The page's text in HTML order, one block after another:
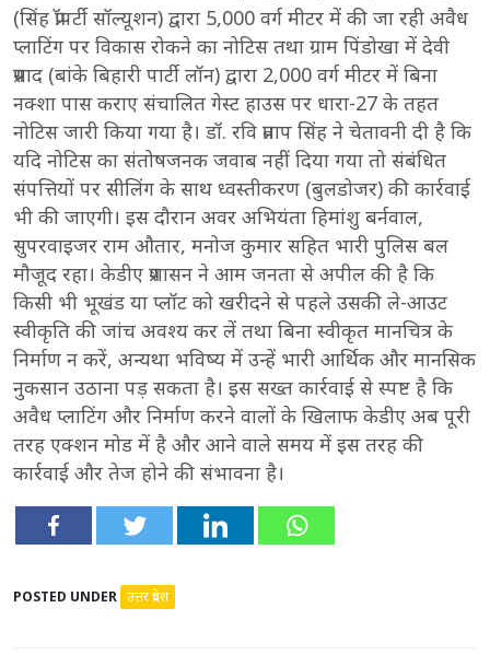
(सिंह प्रॉपर्टी सॉल्यूशन) द्वारा 5,000 वर्ग मीटर में की जा रही अवैध
प्लाटिंग पर विकास रोकने का नोटिस तथा ग्राम पिंडोखा में देवी
प्रसाद (बांके बिहारी पार्टी लॉन) द्वारा 2,000 वर्ग मीटर में बिना
नक्शा पास कराए संचालित गेस्ट हाउस पर धारा-27 के तहत
नोटिस जारी किया गया है। डॉ. रवि प्रताप सिंह ने चेतावनी दी है कि
यदि नोटिस का संतोषजनक जवाब नहीं दिया गया तो संबंधित
संपत्तियों पर सीलिंग के साथ ध्वस्तीकरण (बुलडोजर) की कार्रवाई
भी की जाएगी। इस दौरान अवर अभियंता हिमांशु बर्नवाल,
सुपरवाइजर राम औतार, मनोज कुमार सहित भारी पुलिस बल
मौजूद रहा। केडीए प्रशासन ने आम जनता से अपील की है कि
किसी भी भूखंड या प्लॉट को खरीदने से पहले उसकी ले-आउट
स्वीकृति की जांच अवश्य कर लें तथा बिना स्वीकृत मानचित्र के
निर्माण न करें, अन्यथा भविष्य में उन्हें भारी आर्थिक और मानसिक
नुकसान उठाना पड़ सकता है। इस सख्त कार्रवाई से स्पष्ट है कि
अवैध प्लाटिंग और निर्माण करने वालों के खिलाफ केडीए अब पूरी
तरह एक्शन मोड में है और आने वाले समय में इस तरह की
कार्रवाई और तेज होने की संभावना है।
POSTED UNDER उत्तर प्रदेश